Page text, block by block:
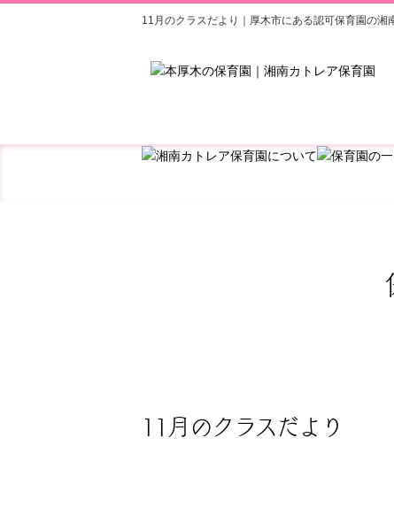
11月のクラスだより｜厚木市にある認可保育園の湘
11月のクラスだより